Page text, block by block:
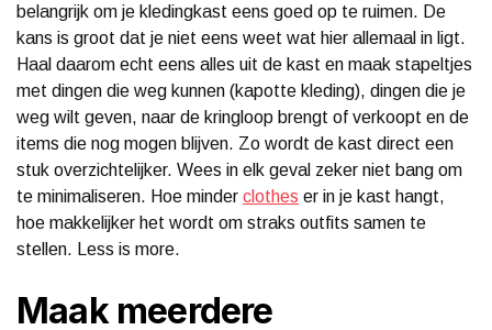
belangrijk om je kledingkast eens goed op te ruimen. De
kans is groot dat je niet eens weet wat hier allemaal in ligt.
Haal daarom echt eens alles uit de kast en maak stapeltjes
met dingen die weg kunnen (kapotte kleding), dingen die je
weg wilt geven, naar de kringloop brengt of verkoopt en de
items die nog mogen blijven. Zo wordt de kast direct een
stuk overzichtelijker. Wees in elk geval zeker niet bang om
te minimaliseren. Hoe minder clothes er in je kast hangt,
hoe makkelijker het wordt om straks outfits samen te
stellen. Less is more.
Maak meerdere